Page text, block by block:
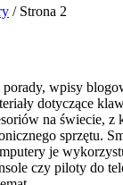
/ Strona 2
wpisy
dotyczące
na świecie, z
sprzętu.
je
czy piloty do